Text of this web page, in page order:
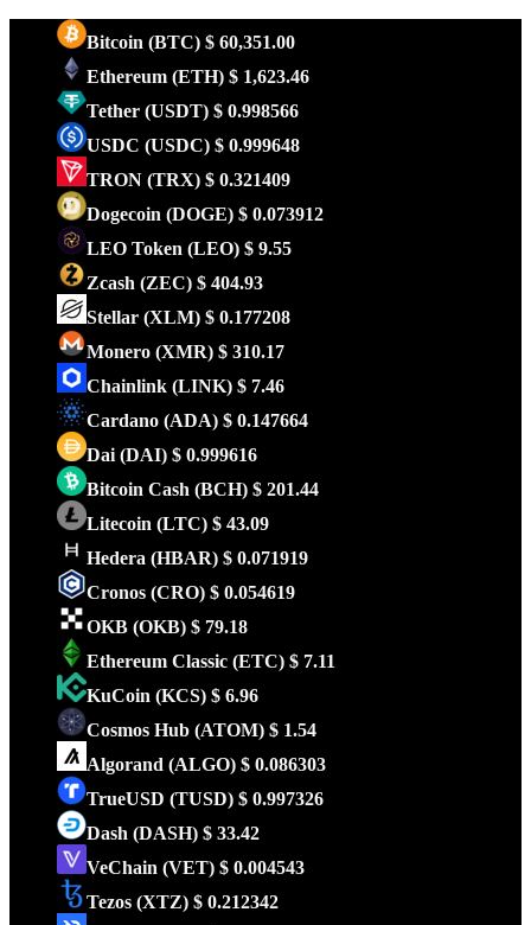
Bitcoin (BTC) $ 60,351.00
Ethereum (ETH) $ 1,623.46
Tether (USDT) $ 0.998566
USDC (USDC) $ 0.999648
TRON (TRX) $ 0.321409
Dogecoin (DOGE) $ 0.073912
LEO Token (LEO) $ 9.55
Zcash (ZEC) $ 404.93
Stellar (XLM) $ 0.177208
Monero (XMR) $ 310.17
Chainlink (LINK) $ 7.46
Cardano (ADA) $ 0.147664
Dai (DAI) $ 0.999616
Bitcoin Cash (BCH) $ 201.44
Litecoin (LTC) $ 43.09
Hedera (HBAR) $ 0.071919
Cronos (CRO) $ 0.054619
OKB (OKB) $ 79.18
Ethereum Classic (ETC) $ 7.11
KuCoin (KCS) $ 6.96
Cosmos Hub (ATOM) $ 1.54
Algorand (ALGO) $ 0.086303
TrueUSD (TUSD) $ 0.997326
Dash (DASH) $ 33.42
VeChain (VET) $ 0.004543
Tezos (XTZ) $ 0.212342